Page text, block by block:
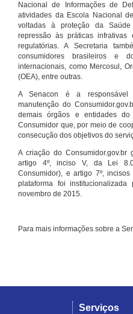
Nacional de Informações de
atividades da Escola Nacional
voltadas à proteção da
repressão às práticas
regulatórias. A Secretaria
consumidores brasileiros e
internacionais, como Mercosul,
(OEA), entre outras.
A Senacon é a responsável
manutenção do
demais órgãos e entidades
Consumidor que, por meio de
consecução dos objetivos do
A criação do
artigo 4º, inciso V, da Lei
Consumidor), e artigo 7º,
plataforma foi
novembro de 2015.
Para mais informações sobre a
Serviços